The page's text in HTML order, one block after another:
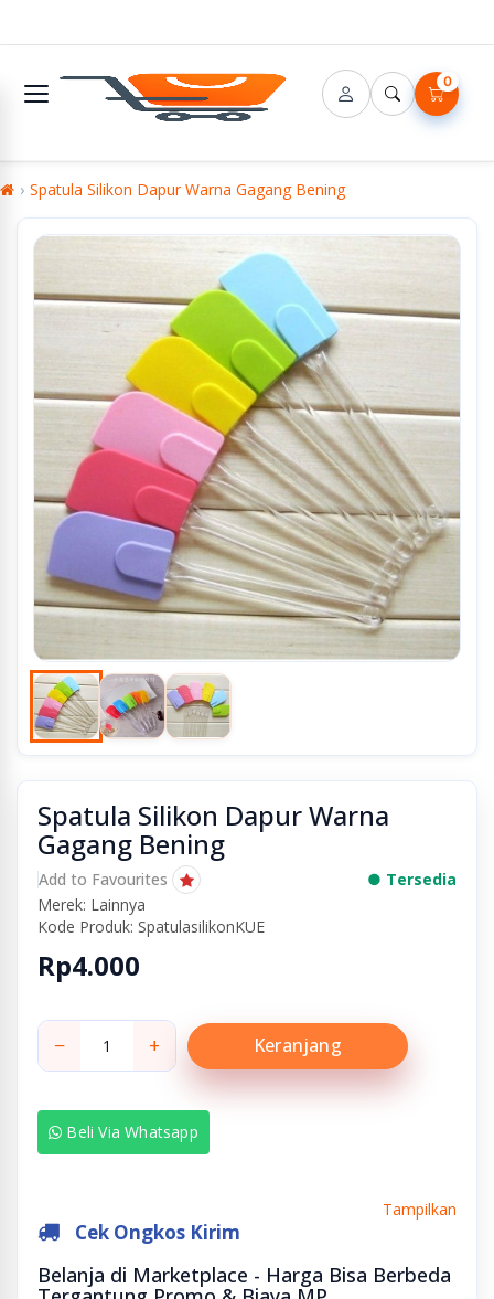
0
Spatula Silikon Dapur Warna Gagang Bening
Spatula Silikon Dapur Warna
Gagang Bening
Add to Favourites
● Tersedia
Merek: Lainnya
Kode Produk: SpatulasilikonKUE
Rp4.000
− + Keranjang
Beli Via Whatsapp
Cek Ongkos Kirim
Tampilkan
Belanja di Marketplace - Harga Bisa Berbeda